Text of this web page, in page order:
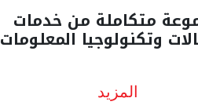
متكاملة من خدمات
وتكنولوجيا المعلومات
الاتصالات وتكنولوجيا
المزيد